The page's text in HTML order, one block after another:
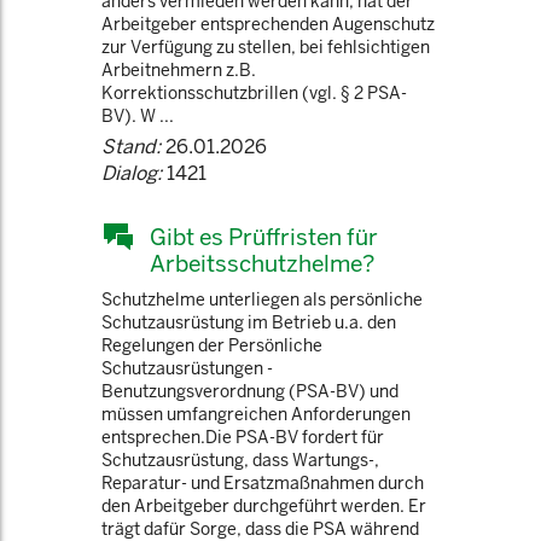
Arbeitgeber entsprechenden Augenschutz
zur Verfügung zu stellen, bei fehlsichtigen
Arbeitnehmern z.B.
Korrektionsschutzbrillen (vgl. § 2 PSA-
BV). W ...
Stand:26.01.2026
Dialog:1421
Gibt es Prüffristen für
Arbeitsschutzhelme?
Schutzhelme unterliegen als persönliche
Schutzausrüstung im Betrieb u.a. den
Regelungen der Persönliche
Schutzausrüstungen -
Benutzungsverordnung (PSA-BV) und
müssen umfangreichen Anforderungen
entsprechen.Die PSA-BV fordert für
Schutzausrüstung, dass Wartungs-,
Reparatur- und Ersatzmaßnahmen durch
den Arbeitgeber durchgeführt werden. Er
trägt dafür Sorge, dass die PSA während